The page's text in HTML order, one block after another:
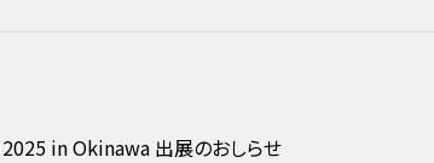
in Okinawa 出展のおしらせ